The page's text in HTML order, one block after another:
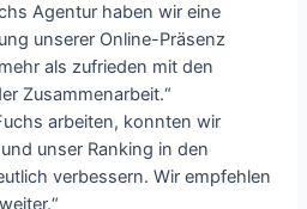
Agentur haben wir eine
unserer Online-Präsenz
als zufrieden mit den
Zusammenarbeit.“
arbeiten, konnten wir
unser Ranking in den
verbessern. Wir empfehlen